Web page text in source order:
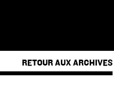
RETOUR AUX ARCHIVES